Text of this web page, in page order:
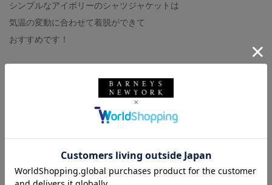
シンプルなアイボリーのシャツジャケットは
気温の変動に合わせて着脱ができて
おすすめです！
使い分けられるカゴバッグも便利です◎
Tops: MM6 MAISON MARGIELA
Bottoms: BARNEYS NEW YORK
Bag: VIOLADORO